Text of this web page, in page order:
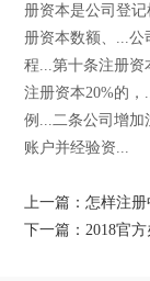
册资本是公司登
册资本数额、...公
程...第十条注册资
注册资本20%的
例...二条公司增加
账户并经验资...
上一篇：怎样注
下一篇：2018官